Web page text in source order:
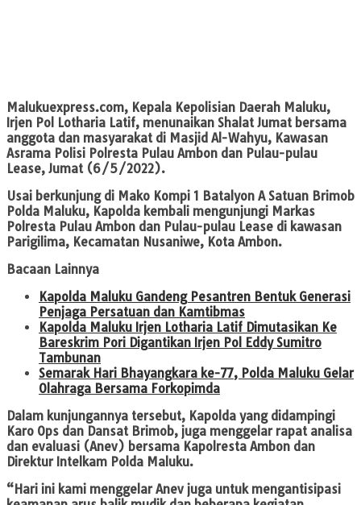
Malukuexpress.com, Kepala Kepolisian Daerah Maluku,
Irjen Pol Lotharia Latif, menunaikan Shalat Jumat bersama
anggota dan masyarakat di Masjid Al-Wahyu, Kawasan
Asrama Polisi Polresta Pulau Ambon dan Pulau-pulau
Lease, Jumat (6/5/2022).
Usai berkunjung di Mako Kompi 1 Batalyon A Satuan Brimob
Polda Maluku, Kapolda kembali mengunjungi Markas
Polresta Pulau Ambon dan Pulau-pulau Lease di kawasan
Parigilima, Kecamatan Nusaniwe, Kota Ambon.
Bacaan Lainnya
Kapolda Maluku Gandeng Pesantren Bentuk Generasi
Penjaga Persatuan dan Kamtibmas
Kapolda Maluku Irjen Lotharia Latif Dimutasikan Ke
Bareskrim Pori Digantikan Irjen Pol Eddy Sumitro
Tambunan
Semarak Hari Bhayangkara ke-77, Polda Maluku Gelar
Olahraga Bersama Forkopimda
Dalam kunjungannya tersebut, Kapolda yang didampingi
Karo Ops dan Dansat Brimob, juga menggelar rapat analisa
dan evaluasi (Anev) bersama Kapolresta Ambon dan
Direktur Intelkam Polda Maluku.
“Hari ini kami menggelar Anev juga untuk mengantisipasi